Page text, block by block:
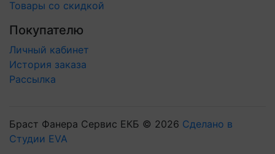
Товары со скидкой
Покупателю
Личный кабинет
История заказа
Рассылка
Браст Фанера Сервис ЕКБ © 2026 Сделано в
Студии EVA